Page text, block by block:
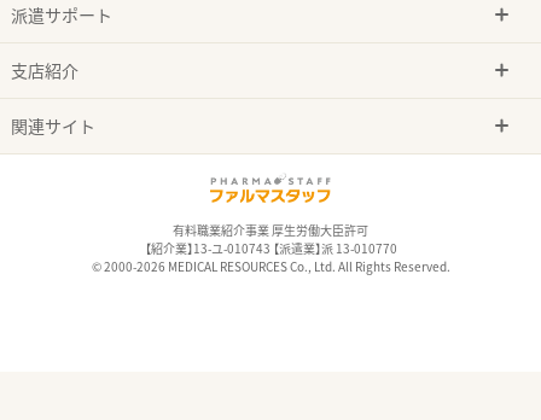
派遣サポート
支店紹介
関連サイト
有料職業紹介事業 厚生労働大臣許可
【紹介業】13-ユ-010743 【派遣業】派 13-010770
© 2000-2026 MEDICAL RESOURCES Co., Ltd. All Rights Reserved.